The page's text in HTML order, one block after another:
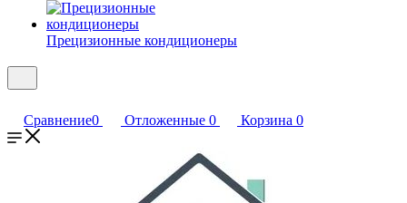
Прецизионные кондиционеры
Сравнение0 Отложенные 0 Корзина 0